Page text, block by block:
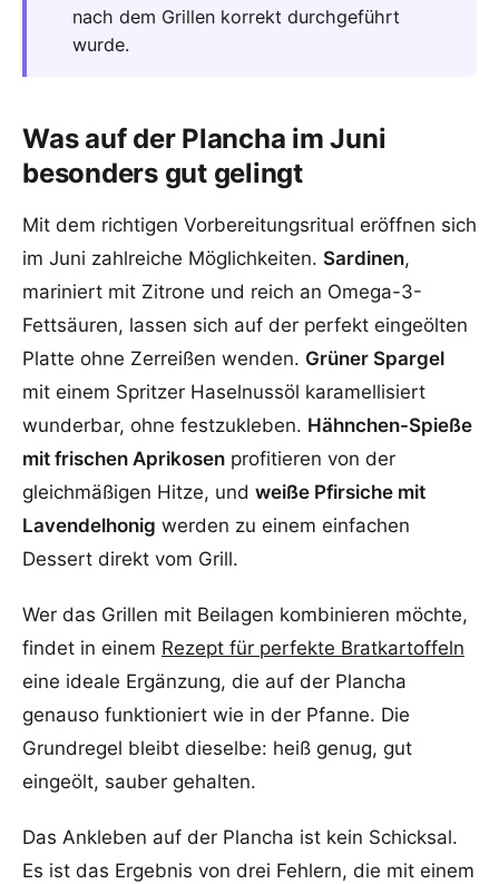
nach dem Grillen korrekt durchgeführt
wurde.
Was auf der Plancha im Juni
besonders gut gelingt
Mit dem richtigen Vorbereitungsritual eröffnen sich
im Juni zahlreiche Möglichkeiten. Sardinen,
mariniert mit Zitrone und reich an Omega-3-
Fettsäuren, lassen sich auf der perfekt eingeölten
Platte ohne Zerreißen wenden. Grüner Spargel
mit einem Spritzer Haselnussöl karamellisiert
wunderbar, ohne festzukleben. Hähnchen-Spieße
mit frischen Aprikosen profitieren von der
gleichmäßigen Hitze, und weiße Pfirsiche mit
Lavendelhonig werden zu einem einfachen
Dessert direkt vom Grill.
Wer das Grillen mit Beilagen kombinieren möchte,
findet in einem Rezept für perfekte Bratkartoffeln
eine ideale Ergänzung, die auf der Plancha
genauso funktioniert wie in der Pfanne. Die
Grundregel bleibt dieselbe: heiß genug, gut
eingeölt, sauber gehalten.
Das Ankleben auf der Plancha ist kein Schicksal.
Es ist das Ergebnis von drei Fehlern, die mit einem